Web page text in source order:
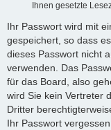
Ihnen gesetzte
Ihr Passwort wird mit
gespeichert, so dass
dieses Passwort nicht
verwenden. Das
für das Board, also
wird Sie kein Vertreter
Dritter
Ihr Passwort